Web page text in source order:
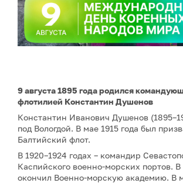
9 августа 1895 года родился
флотилией Константин Душенов
Константин Иванович Душенов
под Вологдой. В мае 1915 года был
Балтийский флот.
В 1920–1924 годах – командир
Каспийского военно-морских портов. В
окончил Военно-морскую академию. В